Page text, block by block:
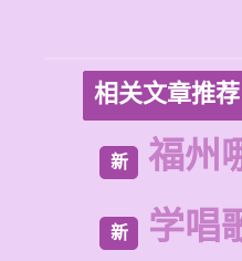
相关文章推荐
新 福州
新 学唱